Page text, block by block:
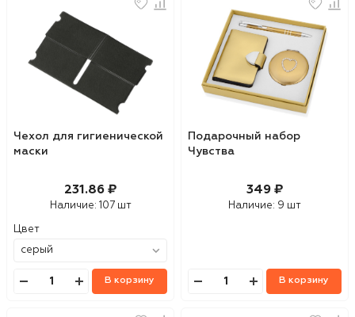
Чехол для гигиенической
маски
231.86 ₽
Наличие: 107 шт
Цвет
В корзину
Подарочный набор
Чувства
349 ₽
Наличие: 9 шт
В корзину